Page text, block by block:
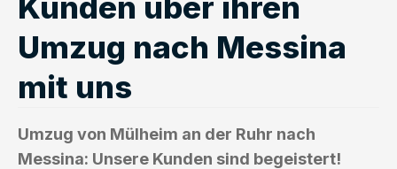
Umzug nach Messina
mit uns
Umzug von Mülheim an der Ruhr nach
Messina: Unsere Kunden sind begeistert!